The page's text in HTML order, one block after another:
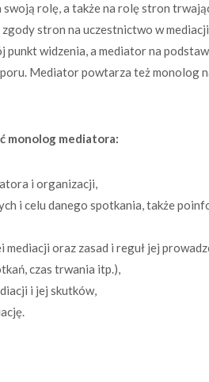
swoją rolę, a także na rolę stron
stron na uczestnictwo w
widzenia, a mediator na
Mediator powtarza też monolog
monolog mediatora:
i organizacji,
i celu danego spotkania, także
oraz zasad i reguł jej
czas trwania itp.),
i jej skutków,